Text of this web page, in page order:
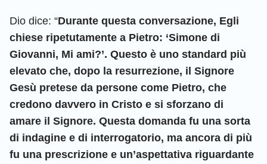
Dio dice: “Durante questa conversazione, Egli
chiese ripetutamente a Pietro: ‘Simone di
Giovanni, Mi ami?’. Questo è uno standard più
elevato che, dopo la resurrezione, il Signore
Gesù pretese da persone come Pietro, che
credono davvero in Cristo e si sforzano di
amare il Signore. Questa domanda fu una sorta
di indagine e di interrogatorio, ma ancora di più
fu una prescrizione e un’aspettativa riguardante